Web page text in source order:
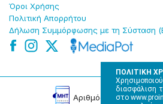
ΠΟΛΙΤΙΚΗ
διασφάλιση
στο
Όροɩ Χρήσης
Πολɩτɩκή Απορρήτου
Δήλωση Συμμόρφωσης με τη Σύσταση
Αρɩθμός